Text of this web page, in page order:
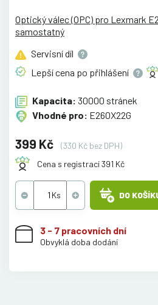
Optický válec (OPC) pro Lexmark
samostatný
Servisnídíl
Lepší cena po přihlášení
Kapacita: 30000 stránek
Vhodné pro: E260X22G
399 Kč
(330 Kč bez DPH)
Cena s registrací 391 Kč
DO
3 - 7 pracovních dní
Obvyklá doba dodání